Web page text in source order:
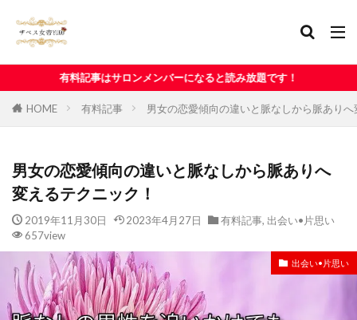
ンメンバーになると読み放題です！
HOME 有料記事 男女の恋愛傾向の違いと脈なしから脈あり
男女の恋愛傾向の違いと脈なしから脈ありへ
変えるテクニック！
2019年11月30日 2023年4月27日 有料記事, 出会い•片思い
657view
出会い•片思い